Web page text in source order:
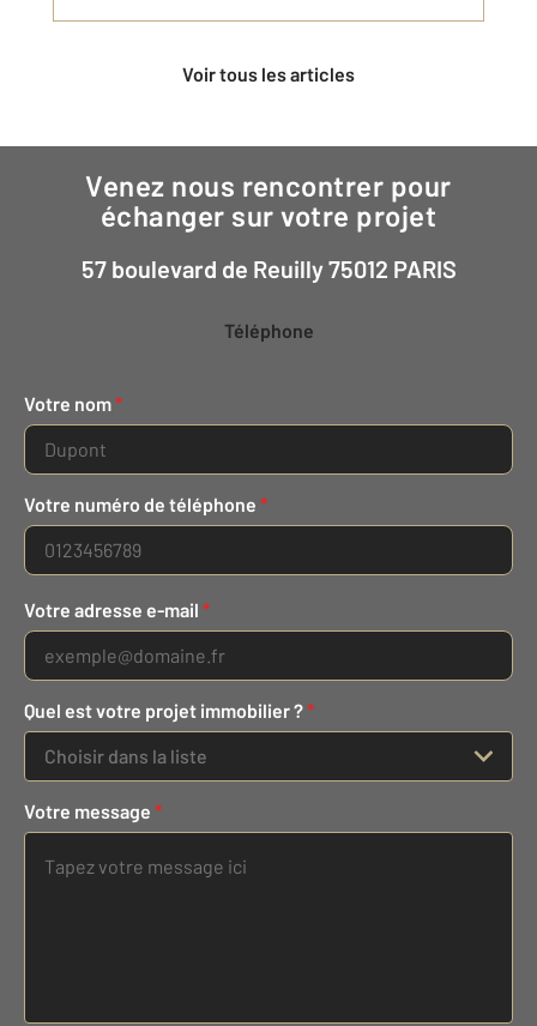
Voir tous les articles
Venez nous rencontrer pour
échanger sur votre projet
57 boulevard de Reuilly 75012 PARIS
Téléphone
Votre nom*
Votre numéro de téléphone *
Votre adresse e-mail *
Quel est votre projet immobilier ?*
Choisir dans la liste
Votre message *